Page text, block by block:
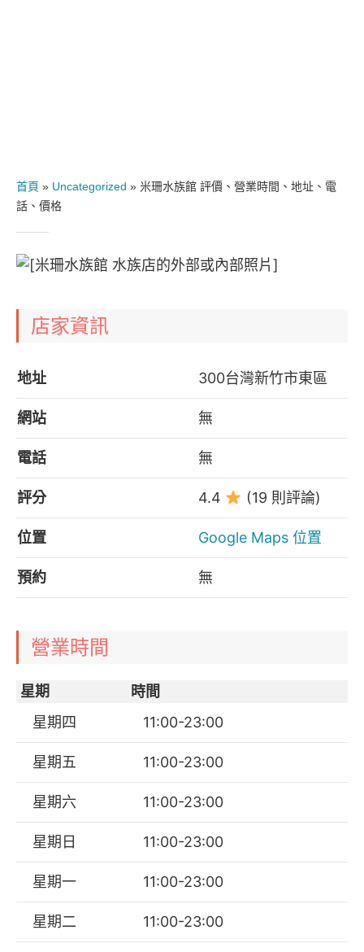
首頁 » Uncategorized » 米珊水族館 評價、營業時間、地址、電
話、價格
店家資訊
地址 300台灣新竹市東區
網站 無
電話 無
評分 4.4 (19 則評論)
位置 Google Maps 位置
預約 無
營業時間
星期
時間
星期四
11:00-23:00
星期五 11:00-23:00
星期六 11:00-23:00
星期日 11:00-23:00
星期一 11:00-23:00
星期二 11:00-23:00